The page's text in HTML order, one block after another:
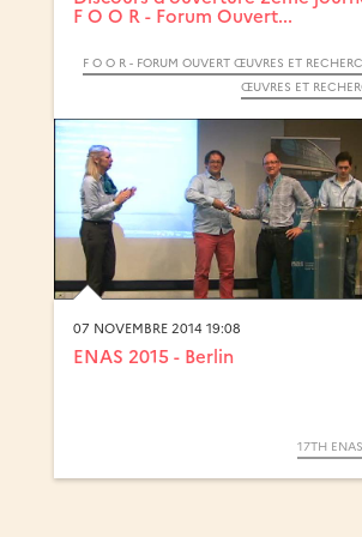
F O O R - Forum Ouvert...
ŒUVRES ET
07 NOVEMBRE 2014 19:08
ENAS 2015 - Berlin
17TH